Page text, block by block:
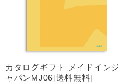
カタログギフト メイドインジ
ャパンMJ06[送料無料]